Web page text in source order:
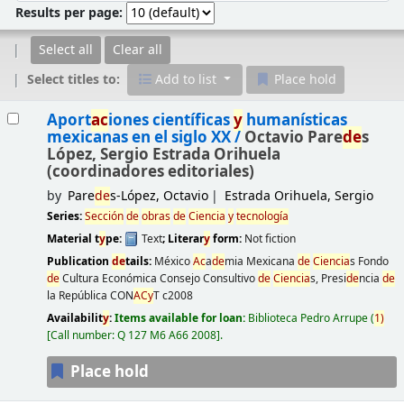
Results per page:
Select all
Clear all
Select titles to:
Add to list Place hold
Aportaciones científicasyhumanísticas
mexicanas en el siglo XX /Octavio Paredes
López, Sergio Estrada Orihuela
(coordinadores editoriales)
by Paredes-López, Octavio Estrada Orihuela, Sergio
Series:SeccióndeobrasdeCiencia ytecnología
Material type: Text; Literaryform: Not fiction
Publication details: MéxicoAcademia Mexicana deCiencias Fondo
deCultura Económica Consejo ConsultivodeCiencias, Presidencia de
la República CONACyTc2008
Availability:Items available for loan: Biblioteca Pedro Arrupe(1)
Call number:Q 127 M6 A66 2008 .
Place hold